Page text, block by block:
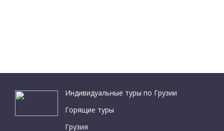
Индивидуальные туры по Грузии
Горящие туры
Грузия